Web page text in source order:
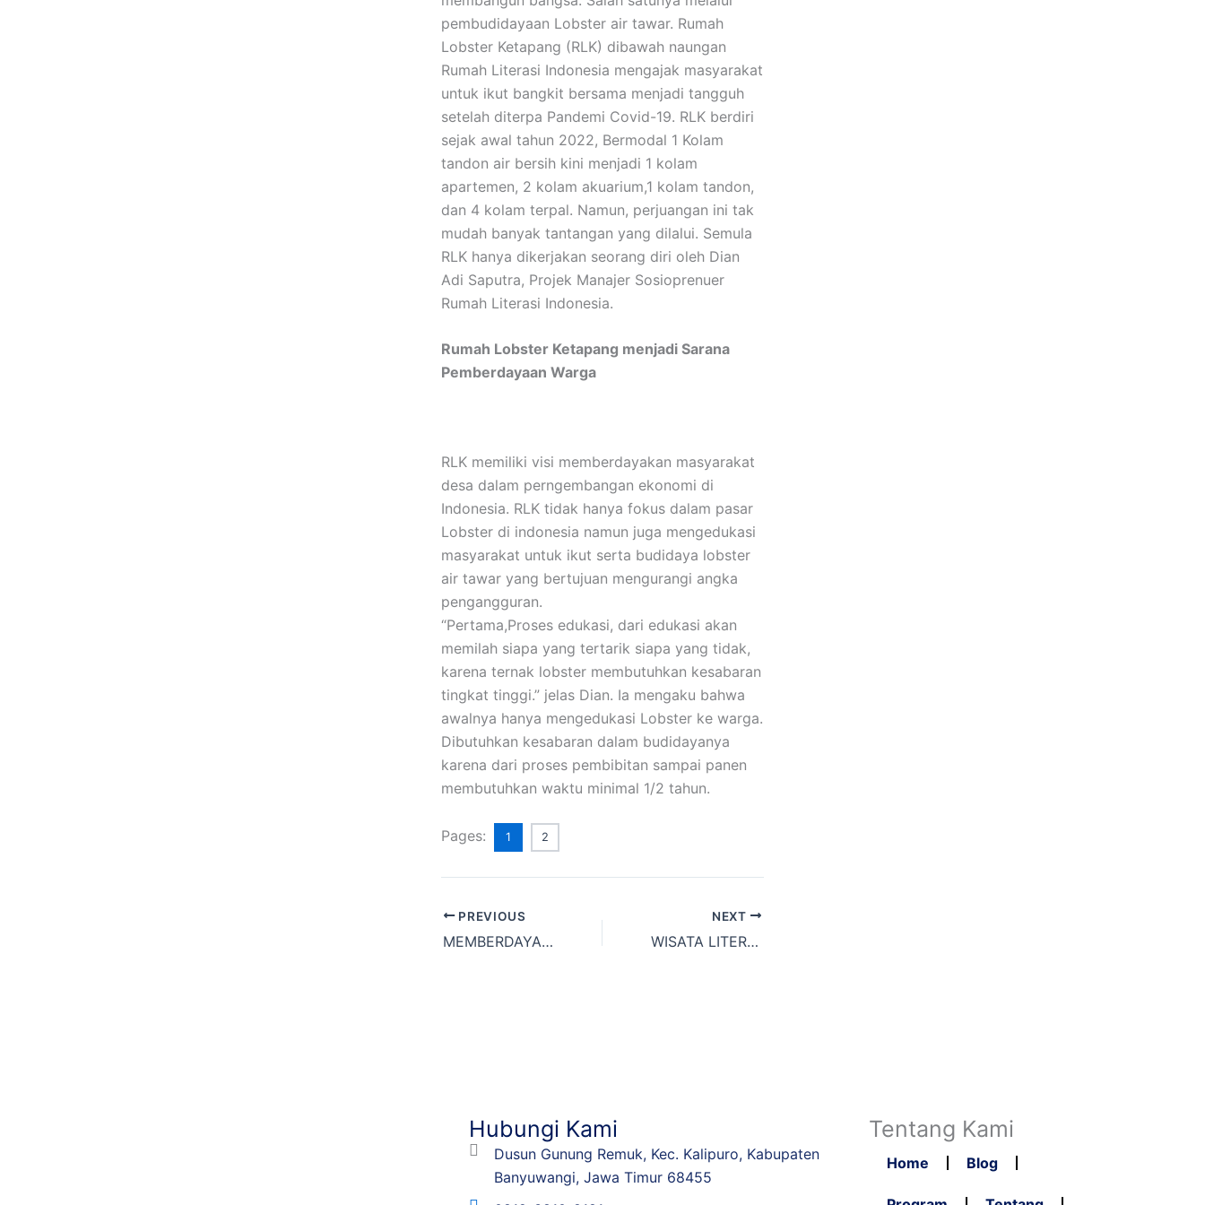
pembudidayaan Lobster air tawar. Rumah
Lobster Ketapang (RLK) dibawah naungan
Rumah Literasi Indonesia mengajak masyarakat
untuk ikut bangkit bersama menjadi tangguh
setelah diterpa Pandemi Covid-19. RLK berdiri
sejak awal tahun 2022, Bermodal 1 Kolam
tandon air bersih kini menjadi 1 kolam
apartemen, 2 kolam akuarium,1 kolam tandon,
dan 4 kolam terpal. Namun, perjuangan ini tak
mudah banyak tantangan yang dilalui. Semula
RLK hanya dikerjakan seorang diri oleh Dian
Adi Saputra, Projek Manajer Sosioprenuer
Rumah Literasi Indonesia.
Rumah Lobster Ketapang menjadi Sarana
Pemberdayaan Warga
RLK memiliki visi memberdayakan masyarakat
desa dalam perngembangan ekonomi di
Indonesia. RLK tidak hanya fokus dalam pasar
Lobster di indonesia namun juga mengedukasi
masyarakat untuk ikut serta budidaya lobster
air tawar yang bertujuan mengurangi angka
pengangguran.
“Pertama,Proses edukasi, dari edukasi akan
memilah siapa yang tertarik siapa yang tidak,
karena ternak lobster membutuhkan kesabaran
tingkat tinggi.” jelas Dian. Ia mengaku bahwa
awalnya hanya mengedukasi Lobster ke warga.
Dibutuhkan kesabaran dalam budidayanya
karena dari proses pembibitan sampai panen
membutuhkan waktu minimal 1/2 tahun.
Pages: 1 2
PREVIOUS
MEMBERDAYAKAN KINERJA SISTEM, MENINGKATKAN MUTU LULUSAN.
NEXT
WISATA LITERASI : Konsep Rekreasi Edukatif Berbasis Kearifan Lokal
Hubungi Kami
Dusun Gunung Remuk, Kec. Kalipuro, Kabupaten
Banyuwangi, Jawa Timur 68455
Tentang Kami
Home Blog